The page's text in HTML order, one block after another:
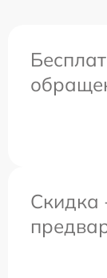
Скидка